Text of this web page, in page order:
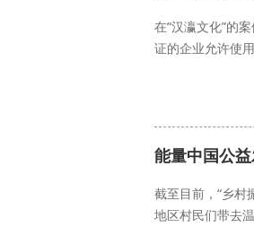
在“汉瀛文化”的
证的企业允许使
能量中国公
截至目前，“乡村
地区村民们带去